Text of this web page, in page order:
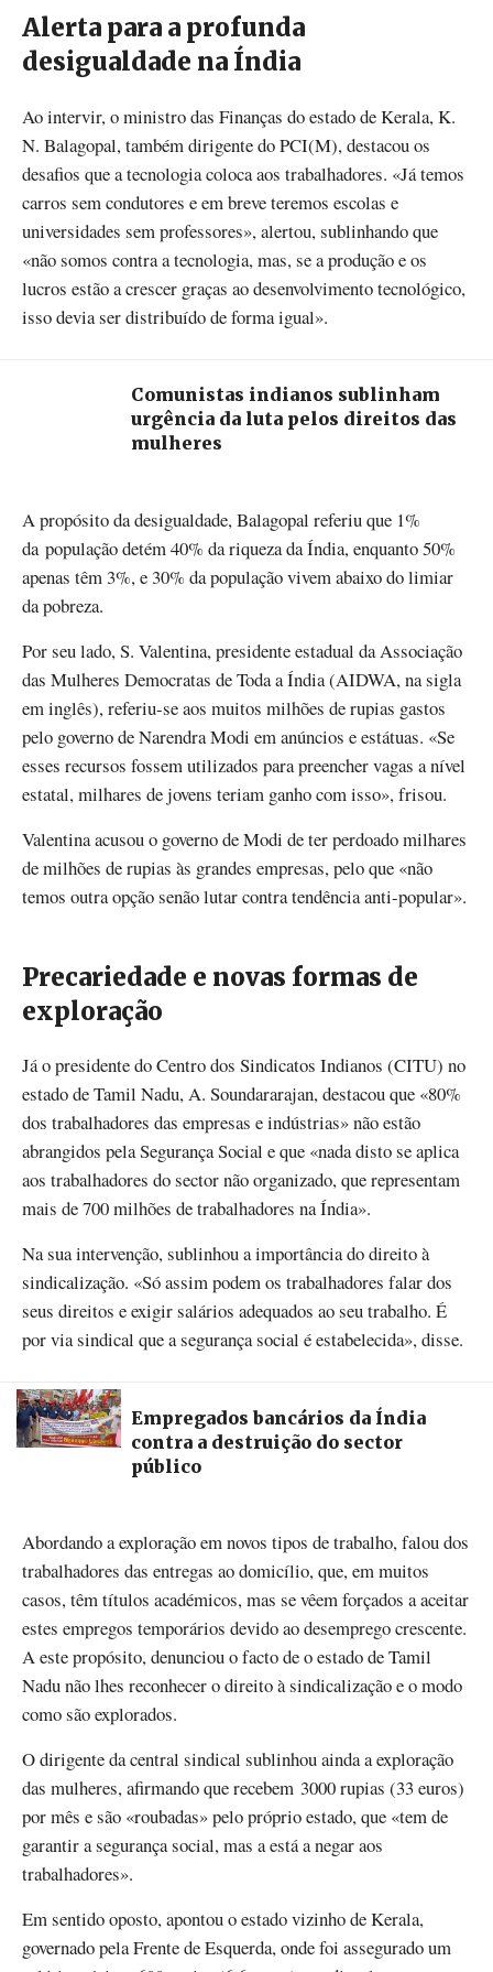
Alerta para a profunda
desigualdade na Índia
Ao intervir, o ministro das Finanças do estado de Kerala, K.
N. Balagopal, também dirigente do PCI(M), destacou os
desafios que a tecnologia coloca aos trabalhadores. «Já temos
carros sem condutores e em breve teremos escolas e
universidades sem professores», alertou, sublinhando que
«não somos contra a tecnologia, mas, se a produção e os
lucros estão a crescer graças ao desenvolvimento tecnológico,
isso devia ser distribuído de forma igual».
Comunistas indianos sublinham
urgência da luta pelos direitos das
mulheres
A propósito da desigualdade, Balagopal referiu que 1%
da população detém 40% da riqueza da Índia, enquanto 50%
apenas têm 3%, e 30% da população vivem abaixo do limiar
da pobreza.
Por seu lado, S. Valentina, presidente estadual da Associação
das Mulheres Democratas de Toda a Índia (AIDWA, na sigla
em inglês), referiu-se aos muitos milhões de rupias gastos
pelo governo de Narendra Modi em anúncios e estátuas. «Se
esses recursos fossem utilizados para preencher vagas a nível
estatal, milhares de jovens teriam ganho com isso», frisou.
Valentina acusou o governo de Modi de ter perdoado milhares
de milhões de rupias às grandes empresas, pelo que «não
temos outra opção senão lutar contra tendência anti-popular».
Precariedade e novas formas de
exploração
Já o presidente do Centro dos Sindicatos Indianos (CITU) no
estado de Tamil Nadu, A. Soundararajan, destacou que «80%
dos trabalhadores das empresas e indústrias» não estão
abrangidos pela Segurança Social e que «nada disto se aplica
aos trabalhadores do sector não organizado, que representam
mais de 700 milhões de trabalhadores na Índia».
Na sua intervenção, sublinhou a importância do direito à
sindicalização. «Só assim podem os trabalhadores falar dos
seus direitos e exigir salários adequados ao seu trabalho. É
por via sindical que a segurança social é estabelecida», disse.
Empregados bancários da Índia
contra a destruição do sector
público
Abordando a exploração em novos tipos de trabalho, falou dos
trabalhadores das entregas ao domicílio, que, em muitos
casos, têm títulos académicos, mas se vêem forçados a aceitar
estes empregos temporários devido ao desemprego crescente.
A este propósito, denunciou o facto de o estado de Tamil
Nadu não lhes reconhecer o direito à sindicalização e o modo
como são explorados.
O dirigente da central sindical sublinhou ainda a exploração
das mulheres, afirmando que recebem 3000 rupias (33 euros)
por mês e são «roubadas» pelo próprio estado, que «tem de
garantir a segurança social, mas a está a negar aos
trabalhadores».
Em sentido oposto, apontou o estado vizinho de Kerala,
governado pela Frente de Esquerda, onde foi assegurado um